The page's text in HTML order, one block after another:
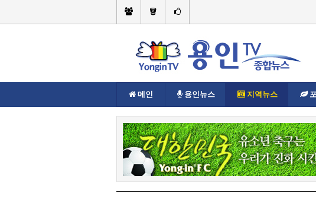
메인 용인뉴스 지역뉴스
현재위치:// 지역뉴스 기흥구